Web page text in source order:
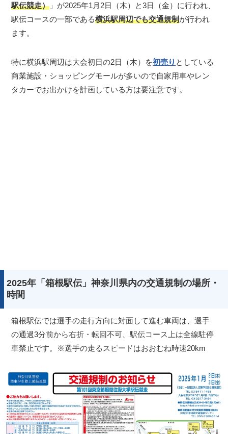
駅伝競走） 」が2025年1月2日（木）と3日（金）に行われ、
駅伝コースの一部である横浜駅周辺でも交通規制が行われ
ます。
特に横浜駅周辺は大会初日の2日（木）を初売り としている
商業施設・ショッピングモールが多いので自家用車やレン
タカーでお出かけを計画している方は要注意です。
2025年「箱根駅伝」神奈川県内の交通規制の場所・
時間
箱根駅伝では選手の走行方向に対面して進む車両は、選手
の通過3分前から右折・転回不可、駅伝コース上は全線駐停
車禁止です。※選手の走るスピードはおおむね時速20km